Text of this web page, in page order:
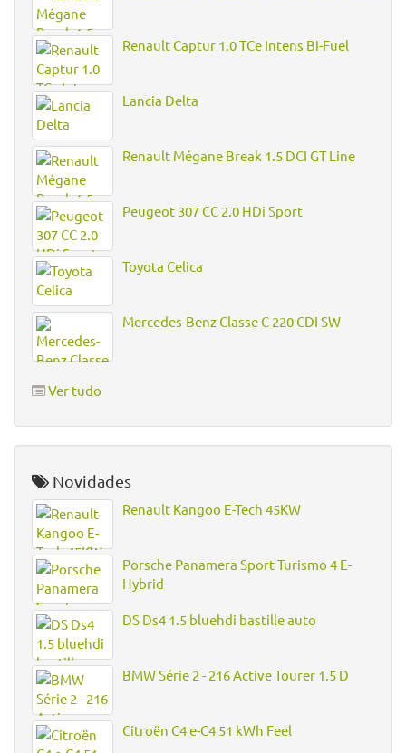
Renault Captur 1.0 TCe Intens Bi-Fuel
Lancia Delta
Renault Mégane Break 1.5 DCI GT Line
Peugeot 307 CC 2.0 HDi Sport
Toyota Celica
Mercedes-Benz Classe C 220 CDI SW
Ver tudo
Novidades
Renault Kangoo E-Tech 45KW
Porsche Panamera Sport Turismo 4 E-
Hybrid
DS Ds4 1.5 bluehdi bastille auto
BMW Série 2 - 216 Active Tourer 1.5 D
Citroën C4 e-C4 51 kWh Feel